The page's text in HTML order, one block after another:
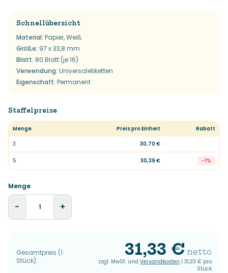
Schnellübersicht
Material: Papier, Weiß
Größe: 97 x 33,8 mm
Blatt: 80 Blatt (je 16)
Verwendung: Universaletiketten
Eigenschaft: Permanent
Staffelpreise
Menge Preis pro Einheit
Rabatt
3
30,70 €
5 30,39 € -1%
Menge
− +
Gesamtpreis (1
Stück):
31,33 € netto
zzgl. MwSt. und Versandkosten | 31,33 € pro
Stück